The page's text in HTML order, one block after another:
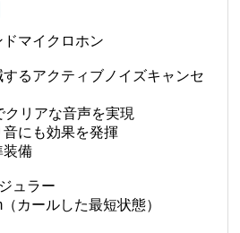
マイクロホン
るアクティブノイズキャンセ
リアな音声を実現
にも効果を発揮
装備
ュラー
カールした最短状態）